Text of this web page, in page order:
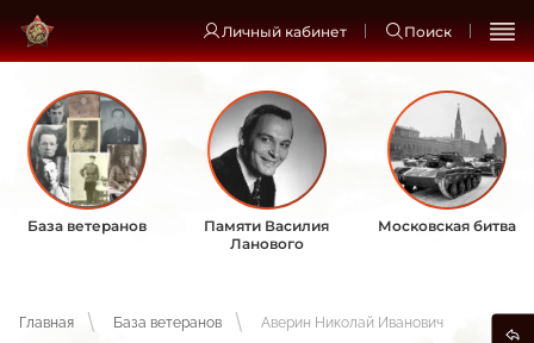
Личный кабинет Поиск
База ветеранов
Памяти Василия
Ланового
Московская битва
Главная База ветеранов Аверин Николай Иванович